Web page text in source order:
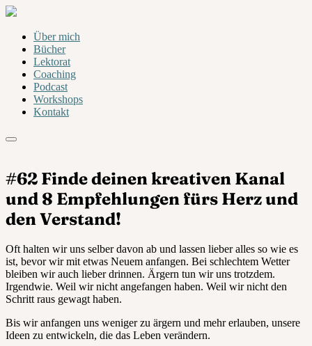
Über mich
Bücher
Lektorat
Coaching
Podcast
Workshops
Kontakt
#62 Finde deinen kreativen Kanal
und 8 Empfehlungen fürs Herz und
den Verstand!
Oft halten wir uns selber davon ab und lassen lieber alles so wie es
ist, bevor wir mit etwas Neuem anfangen. Bei schlechtem Wetter
bleiben wir auch lieber drinnen. Ärgern tun wir uns trotzdem.
Irgendwie. Weil wir nicht angefangen haben. Weil wir nicht den
Schritt raus gewagt haben.
Bis wir anfangen uns weniger zu ärgern und mehr erlauben, unsere
Ideen zu entwickeln, die das Leben verändern.